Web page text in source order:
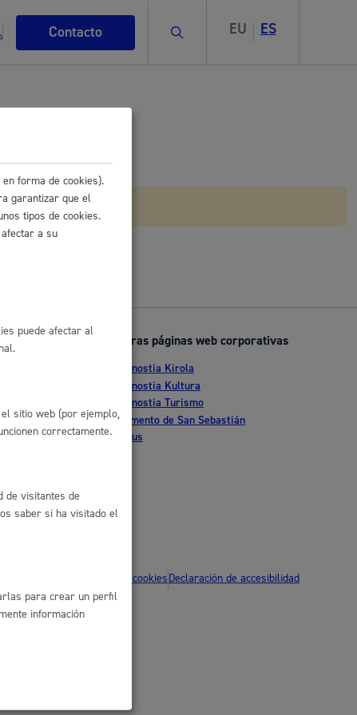
Contacto Buscar EU ES
y medioambiente
Buzón de la Ciudadanía
Otras páginas web corporativas
Donostia Kirola
Donostia Kultura
Donostia Turismo
Fomento de San Sebastián
Dbus
Política de cookiesDeclaración de accesibilidad
forma de cookies).
garantizar que el
tipos de cookies.
a su
puede afectar al
sitio web (por ejemplo,
correctamente.
de visitantes de
saber si ha visitado el
para crear un perfil
información